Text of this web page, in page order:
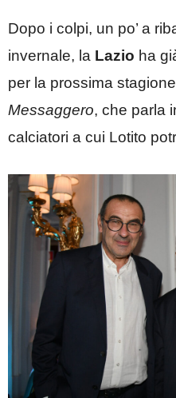
Dopo i colpi, un po’ a
invernale, la Lazio ha
per la prossima
Messaggero, che parla
calciatori a cui Lotito